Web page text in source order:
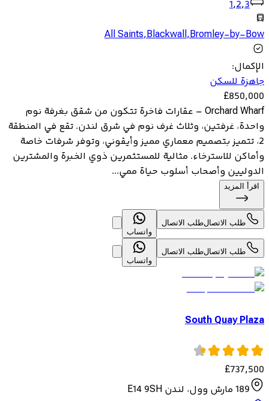
1,2,3
All Saints,Blackwall,Bromley-by-Bow
الإكمال:
جاهزة للسكن
£850,000
Orchard Wharf – عقارات فاخرة تتكون من شقق بغرفة نوم
واحدة، غرفتين، وثلاث غرف نوم في شرق لندن. تقع في المنطقة
2، تتميز بتصميم معماري مميز وأيقوني، وتوفر شرفات خاصة
وأماكن للاسترخاء. مثالية للمستثمرين ذوي الخبرة والمشترين
الدوليين وأصحاب أسلوب حياة ممي...
اقرأ المزيد
طلب الاتصالطلب الاتصال
واتساب
طلب الاتصالطلب الاتصال
واتساب
South Quay Plaza
£737,500
189 مارش وول، لندن E14 9SH